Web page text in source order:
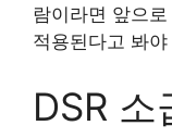
람이라면 앞으
적용된다고 봐
DSR